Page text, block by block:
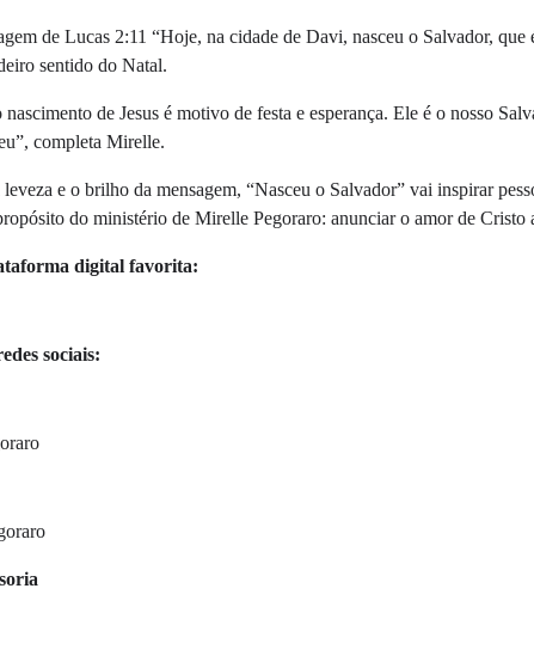
de Lucas 2:11 “Hoje, na cidade de Davi, nasceu o Salvador, que
sentido do Natal.
de Jesus é motivo de festa e esperança. Ele é o nosso
completa Mirelle.
e o brilho da mensagem, “Nasceu o Salvador” vai inspirar
do ministério de Mirelle Pegoraro: anunciar o amor de Cristo
digital favorita:
sociais: